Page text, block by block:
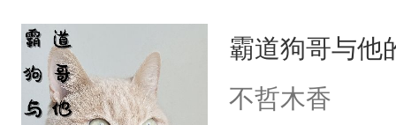
线，男主鉴婊
好了身体，也
年后赵知年回
霸道狗哥与他
不哲木香